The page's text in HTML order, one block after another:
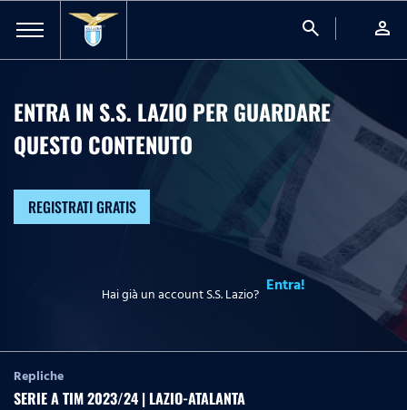
search person
ENTRA IN S.S. LAZIO PER GUARDARE
QUESTO CONTENUTO
REGISTRATI GRATIS
Hai già un account S.S. Lazio? Entra!
Repliche
SERIE A TIM 2023/24 | LAZIO-ATALANTA